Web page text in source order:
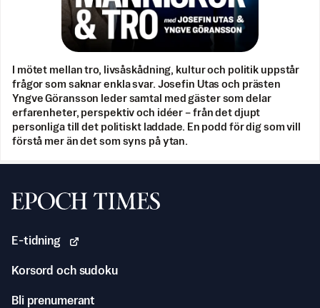
I mötet mellan tro, livsåskådning, kultur och politik uppstår
frågor som saknar enkla svar. Josefin Utas och prästen
Yngve Göransson leder samtal med gäster som delar
erfarenheter, perspektiv och idéer – från det djupt
personliga till det politiskt laddade. En podd för dig som vill
förstå mer än det som syns på ytan.
Svenska Epoch Times
E-tidning
Korsord och sudoku
Bli prenumerant